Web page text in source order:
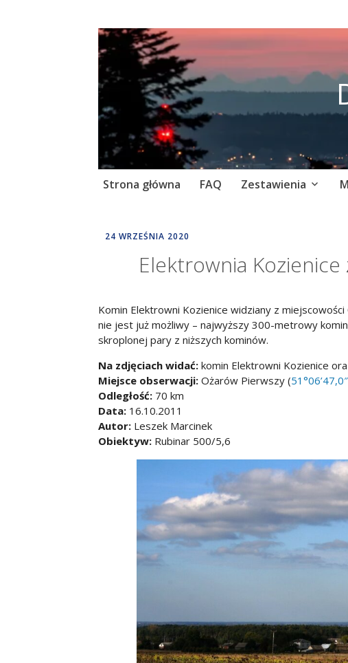
Skip
Strona główna FAQ Zestawienia
24 WRZEŚNIA 2020
Elektrownia
Komin Elektrowni Kozienice widziany z
nie jest już możliwy – najwyższy 300-metrowy
skroplonej pary z niższych kominów.
Na zdjęciach widać:komin Elektrowni Kozienice
Miejsce obserwacji:Ożarów Pierwszy (
Odległość:70 km
Data:16.10.2011
Autor:Leszek Marcinek
Obiektyw:Rubinar 500/5,6